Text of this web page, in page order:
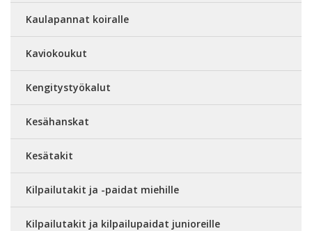
Kaulapannat koiralle
Kaviokoukut
Kengitystyökalut
Kesähanskat
Kesätakit
Kilpailutakit ja -paidat miehille
Kilpailutakit ja kilpailupaidat junioreille